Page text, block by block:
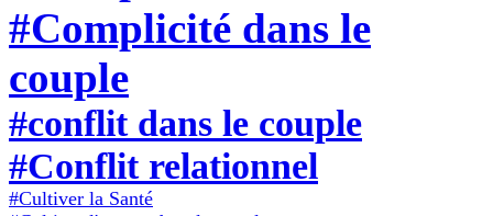
#Complicité dans le
couple
#conflit dans le couple
#Conflit relationnel
#Cultiver la Santé